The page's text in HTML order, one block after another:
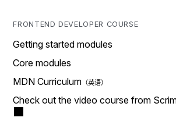
FRONTEND DEVELOPER COURSE
Getting started modules
Core modules
MDN Curriculum
Check out the video course from